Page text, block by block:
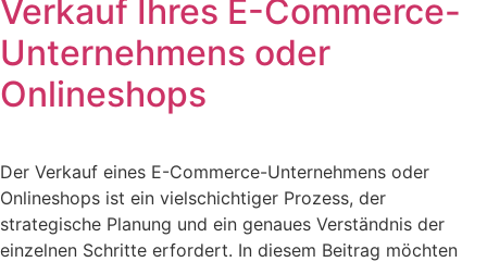
Verkauf Ihres E-Commerce-
Unternehmens oder
Onlineshops
Der Verkauf eines E-Commerce-Unternehmens oder
Onlineshops ist ein vielschichtiger Prozess, der
strategische Planung und ein genaues Verständnis der
einzelnen Schritte erfordert. In diesem Beitrag möchten